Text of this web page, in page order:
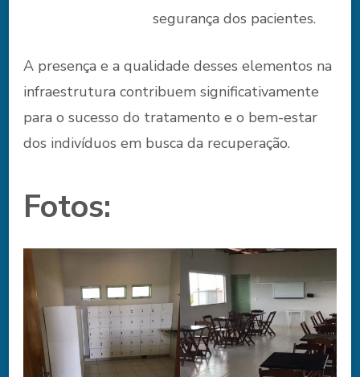
segurança dos pacientes.
A presença e a qualidade desses elementos na
infraestrutura contribuem significativamente
para o sucesso do tratamento e o bem-estar
dos indivíduos em busca da recuperação.
Fotos: